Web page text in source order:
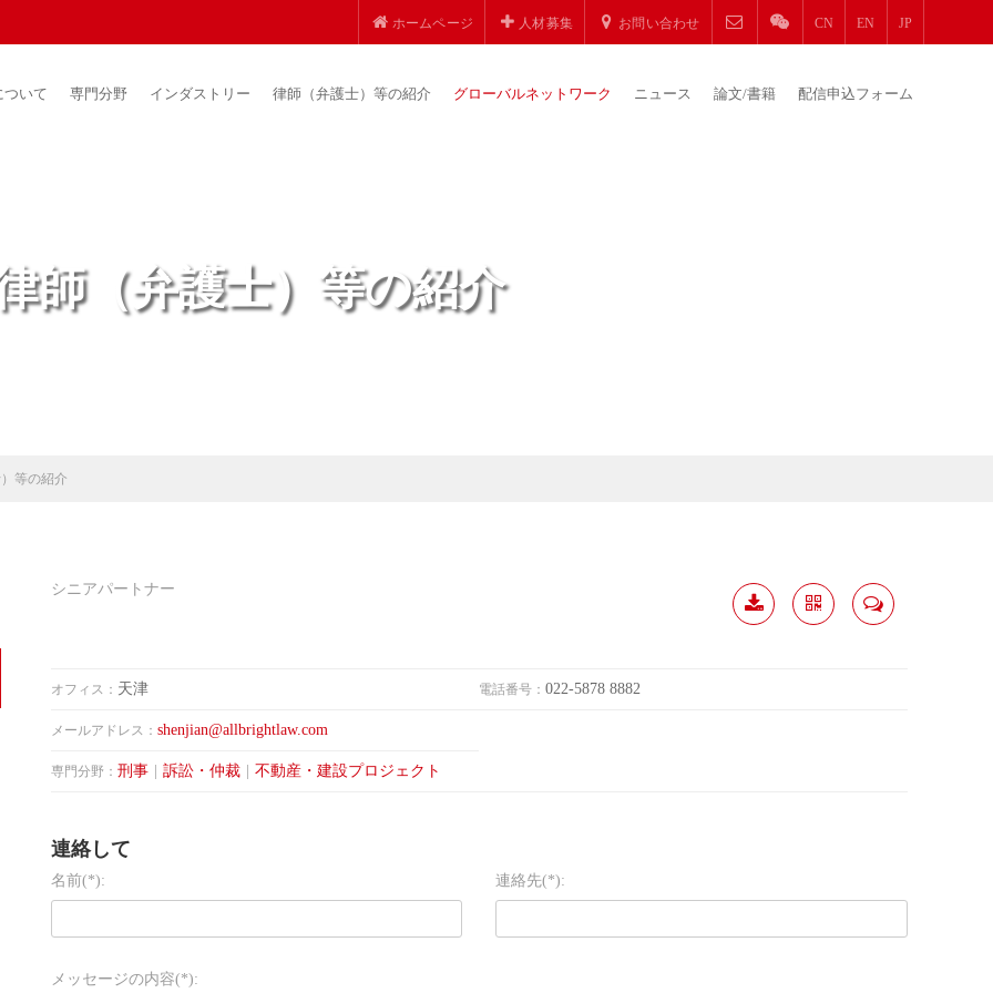
ホームページ 人材募集 お問い合わせ CN EN JP
ついて 専門分野 インダストリー 律師（弁護士）等の紹介 グローバルネットワーク ニュース 論文/書籍 配信申込フォーム
師（弁護士）等の紹介
等の紹介
シニアパートナー
オフィス： 天津 電話番号：022-5878 8882
メールアドレス： shenjian@allbrightlaw.com
専門分野： 刑事 訴訟・仲裁 不動産・建設プロジェクト
連絡して
名前(*): 連絡先(*):
メッセージの内容(*):